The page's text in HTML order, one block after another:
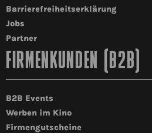
Barrierefreiheitserklärung
Jobs
Partner
FIRMENKUNDEN (B2B)
B2B Events
Werben im Kino
Firmengutscheine